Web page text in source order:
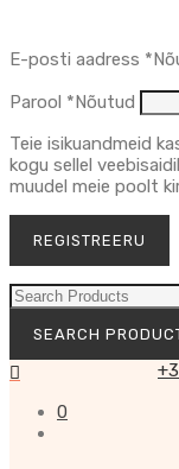
E-posti aadress *
Parool *Nõutud
Teie isikuandmeid
kogu sellel
muudel meie poolt
REGISTREERU
0